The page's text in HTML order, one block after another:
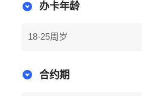
办卡年龄
18-25周岁
合约期